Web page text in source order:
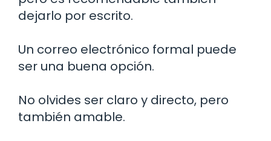
dejarlo por escrito.
Un correo electrónico formal puede
ser una buena opción.
No olvides ser claro y directo, pero
también amable.